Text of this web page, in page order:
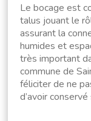
Le bocage est
talus jouant le
assurant la
humides et
très important
commune de
féliciter de ne
d’avoir